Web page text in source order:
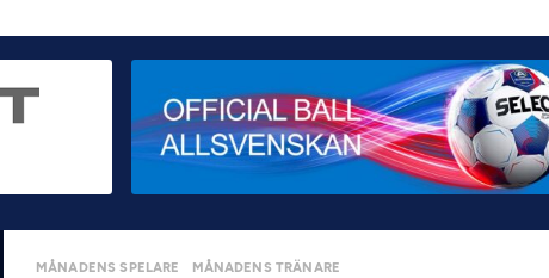
MÅNADENS SPELARE MÅNADENS TRÄNARE